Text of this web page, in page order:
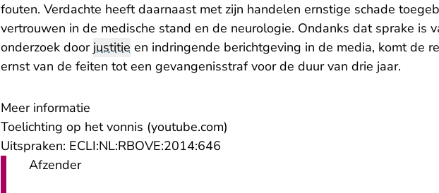
fouten. Verdachte heeft daarnaast met zijn handelen ernstige schade
vertrouwen in de medische stand en de neurologie. Ondanks dat sprake is
onderzoek door justitie en indringende berichtgeving in de media, komt de
ernst van de feiten tot een gevangenisstraf voor de duur van drie jaar.
Meer informatie
Toelichting op het vonnis (youtube.com)
Uitspraken: ECLI:NL:RBOVE:2014:646
Afzender